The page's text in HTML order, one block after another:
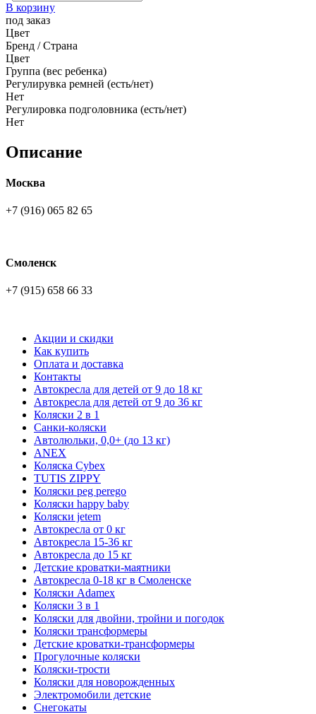
В корзину
под заказ
Цвет
Бренд / Страна
Цвет
Группа (вес ребенка)
Регулирувка ремней (есть/нет)
Нет
Регулировка подголовника (есть/нет)
Нет
Описание
Москва
+7 (916) 065 82 65
Смоленск
+7 (915) 658 66 33
Акции и скидки
Как купить
Оплата и доставка
Контакты
Автокресла для детей от 9 до 18 кг
Автокресла для детей от 9 до 36 кг
Коляски 2 в 1
Санки-коляски
Автолюльки, 0,0+ (до 13 кг)
ANEX
Коляска Cybex
TUTIS ZIPPY
Коляски peg perego
Коляски happy baby
Коляски jetem
Автокресла от 0 кг
Автокресла 15-36 кг
Автокресла до 15 кг
Детские кроватки-маятники
Автокресла 0-18 кг в Смоленске
Коляски Adamex
Коляски 3 в 1
Коляски для двойни, тройни и погодок
Коляски трансформеры
Детские кроватки-трансформеры
Прогулочные коляски
Коляски-трости
Коляски для новорожденных
Электромобили детские
Снегокаты